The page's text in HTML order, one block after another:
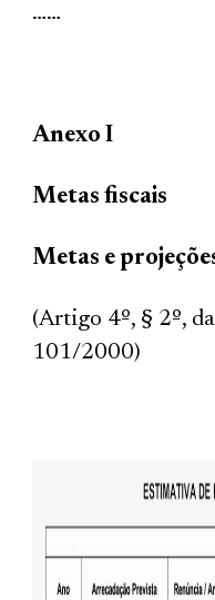
……
Anexo I
Metas fiscais
Metas e
(Artigo 4º, § 2º,
101/2000)